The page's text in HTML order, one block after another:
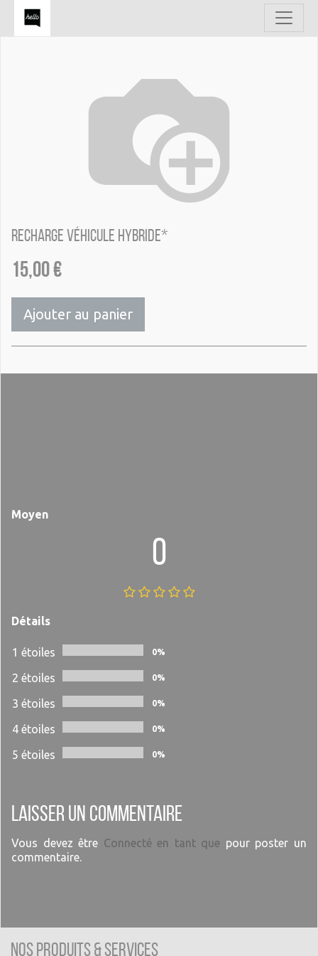
Recharge véhicule hybride*
15,00€
Ajouter au panier
Moyen
0
Détails
1 étoiles 0%
2 étoiles 0%
3 étoiles 0%
4 étoiles 0%
5 étoiles 0%
Laisser un commentaire
Vous devez être Connecté en tant que pour poster un
commentaire.
Nos produits & Services